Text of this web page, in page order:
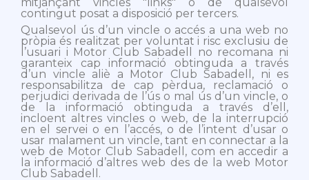
contingut posat a disposició per tercers.
Qualsevol ús d’un vincle o accés a una web no
pròpia és realitzat per voluntat i risc exclusiu de
l’usuari i Motor Club Sabadell no recomana ni
garanteix cap informació obtinguda a través
d’un vincle aliè a Motor Club Sabadell, ni es
responsabilitza de cap pèrdua, reclamació o
perjudici derivada de l’ús o mal ús d’un vincle, o
de la informació obtinguda a través d’ell,
incloent altres vincles o web, de la interrupció
en el servei o en l’accés, o de l’intent d’usar o
usar malament un vincle, tant en connectar a la
web de Motor Club Sabadell, com en accedir a
la informació d’altres web des de la web Motor
Club Sabadell.